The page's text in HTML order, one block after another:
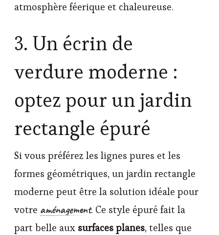
atmosphère féerique et chaleureuse.
3. Un écrin de
verdure moderne :
optez pour un jardin
rectangle épuré
Si vous préférez les lignes pures et les
formes géométriques, un jardin rectangle
moderne peut être la solution idéale pour
votre aménagement. Ce style épuré fait la
part belle aux surfaces planes, telles que